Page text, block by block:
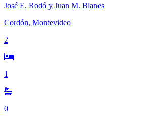
José E. Rodó y Juan M. Blanes
Cordón, Montevideo
2
1
0